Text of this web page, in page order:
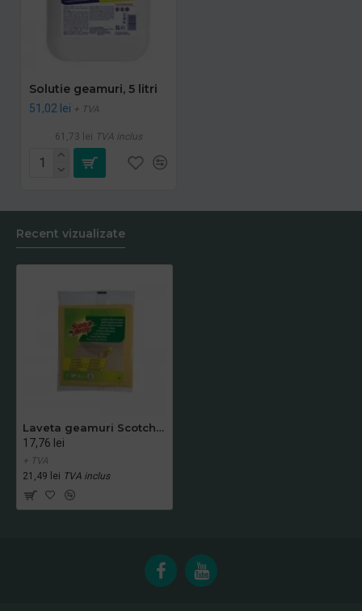
Solutie geamuri, 5 litri
51,02 lei + TVA
61,73 lei TVA inclus
Recent vizualizate
Laveta geamuri Scotch-Brite
17,76 lei
+ TVA
21,49 lei TVA inclus